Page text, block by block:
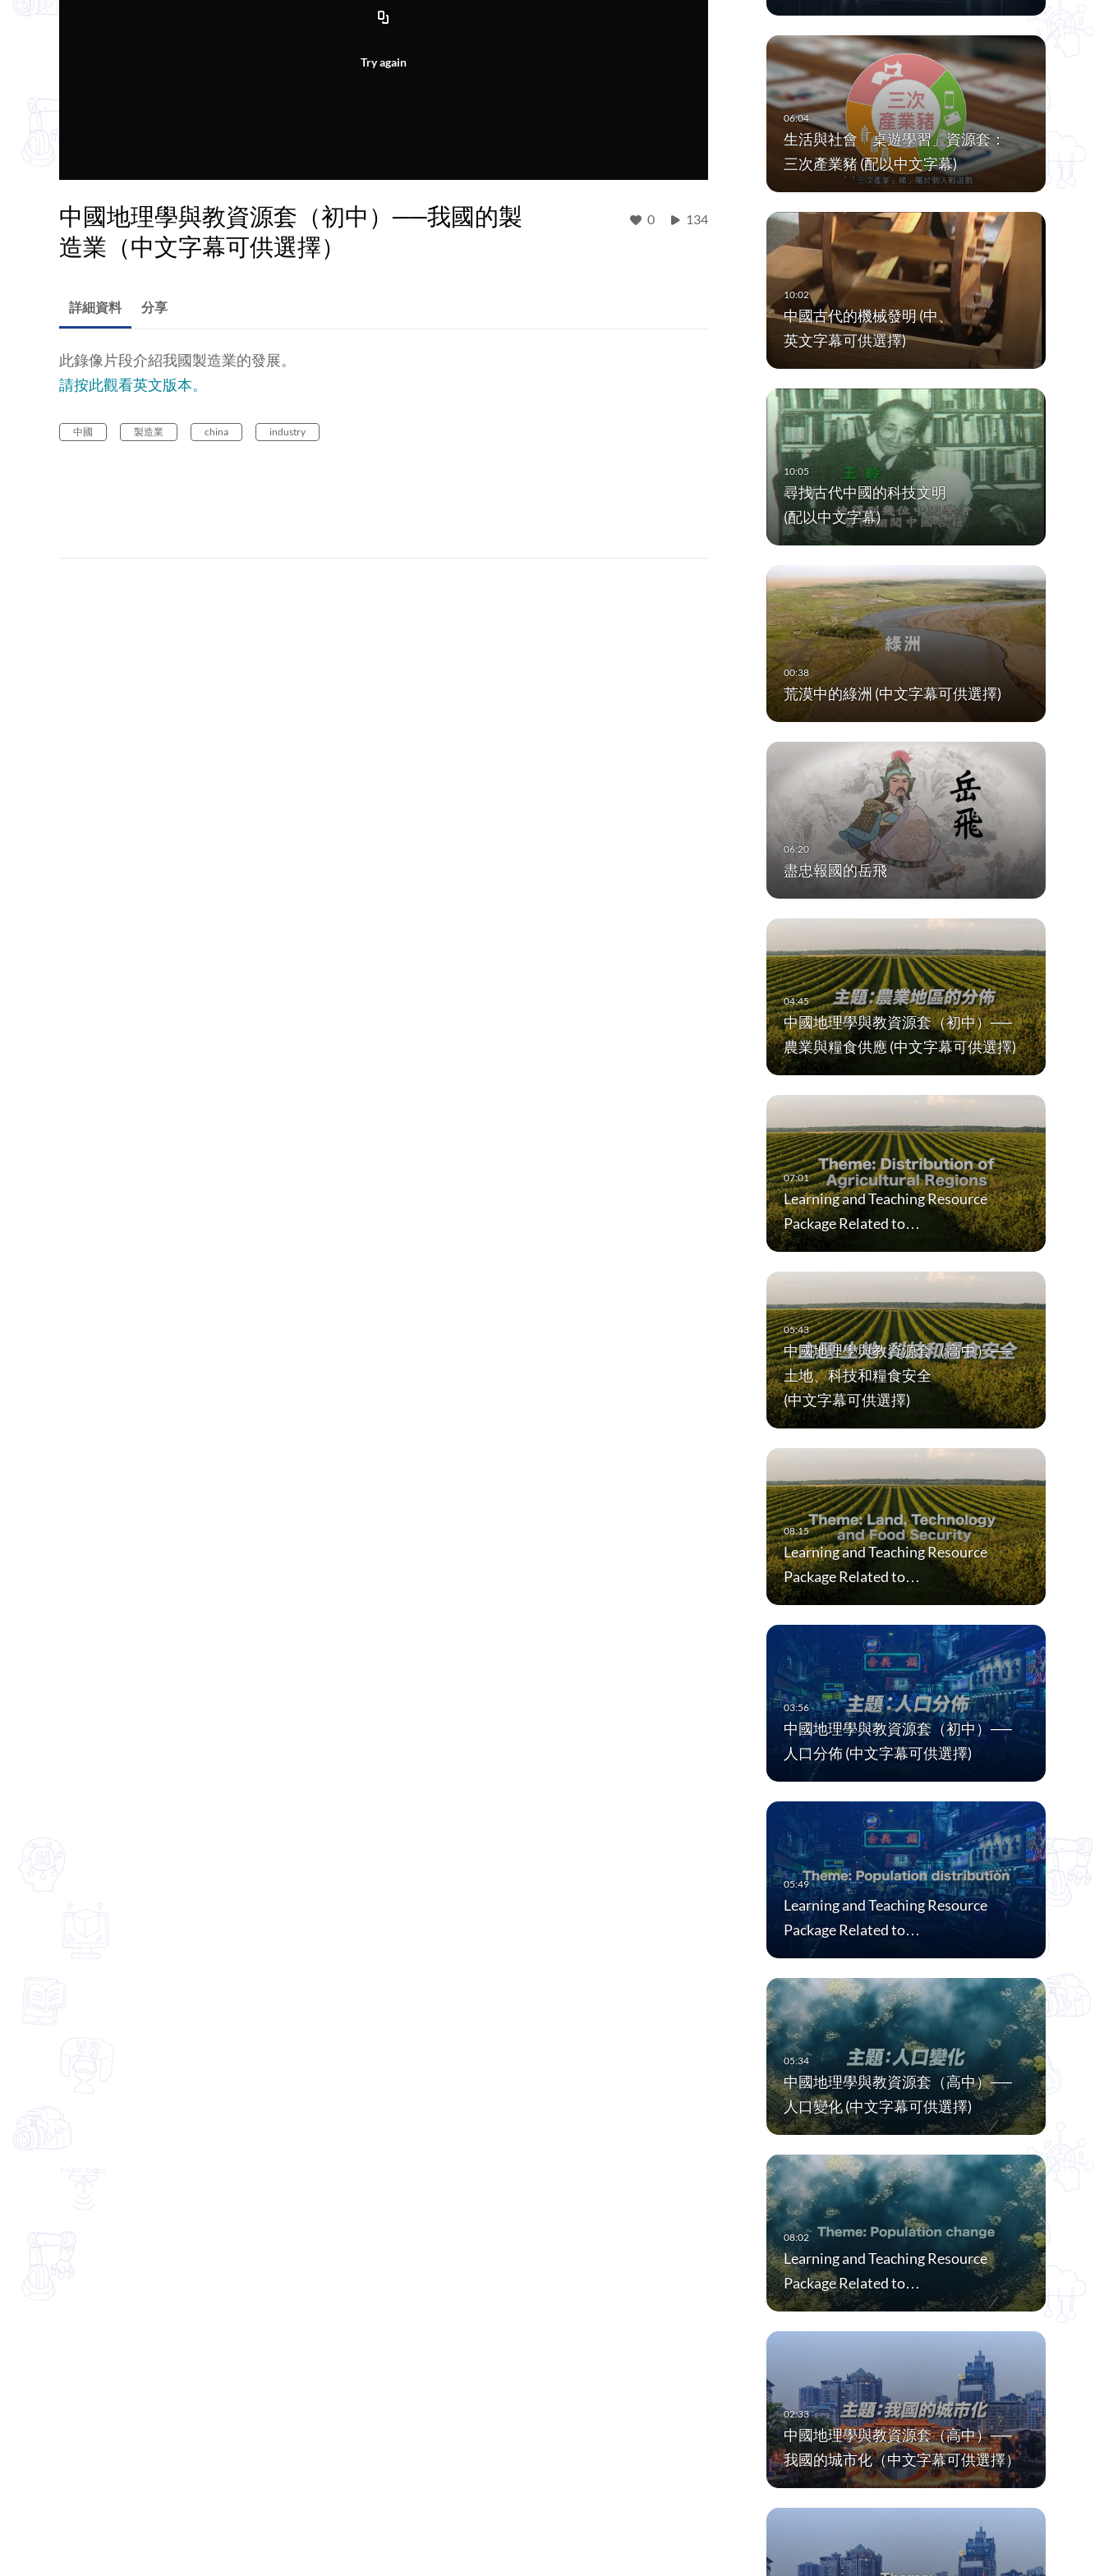
Try again
中國地理學與教資源套（初中）──我國的製
造業（中文字幕可供選擇）
0 134
生活與社會「桌遊學習」資源套：
三次產業豬 (配以中文字幕)
中國古代的機械發明 (中、
英文字幕可供選擇)
尋找古代中國的科技文明
(配以中文字幕)
荒漠中的綠洲 (中文字幕可供選擇)
盡忠報國的岳飛
中國地理學與教資源套（初中）──
農業與糧食供應 (中文字幕可供選擇)
Learning and Teaching Resource
Package Related to…
中國地理學與教資源套（高中）──
土地、科技和糧食安全
(中文字幕可供選擇)
Learning and Teaching Resource
Package Related to…
中國地理學與教資源套（初中）──
人口分佈 (中文字幕可供選擇)
Learning and Teaching Resource
Package Related to…
中國地理學與教資源套（高中）──
人口變化 (中文字幕可供選擇)
Learning and Teaching Resource
Package Related to…
中國地理學與教資源套（高中）──
我國的城市化（中文字幕可供選擇）
詳細資料 分享
此錄像片段介紹我國製造業的發展。
請按此觀看英文版本。
中國 製造業 china industry